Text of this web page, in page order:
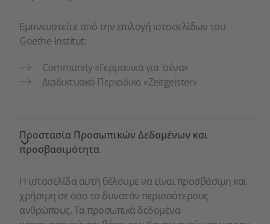
Εμπνευστείτε από την επιλογή ιστοσελίδων του
Goethe-Institut:
Community «Γερμανικά για 'σένα»
Διαδικτυακό Περιοδικό «Zeitgeister»
Προστασία Προσωπικών Δεδομένων και
προσβασιμότητα
Η ιστοσελίδα αυτή θέλουμε να είναι προσβάσιμη και
χρήσιμη σε όσο το δυνατόν περισσότερους
ανθρώπους. Τα προσωπικά δεδομένα